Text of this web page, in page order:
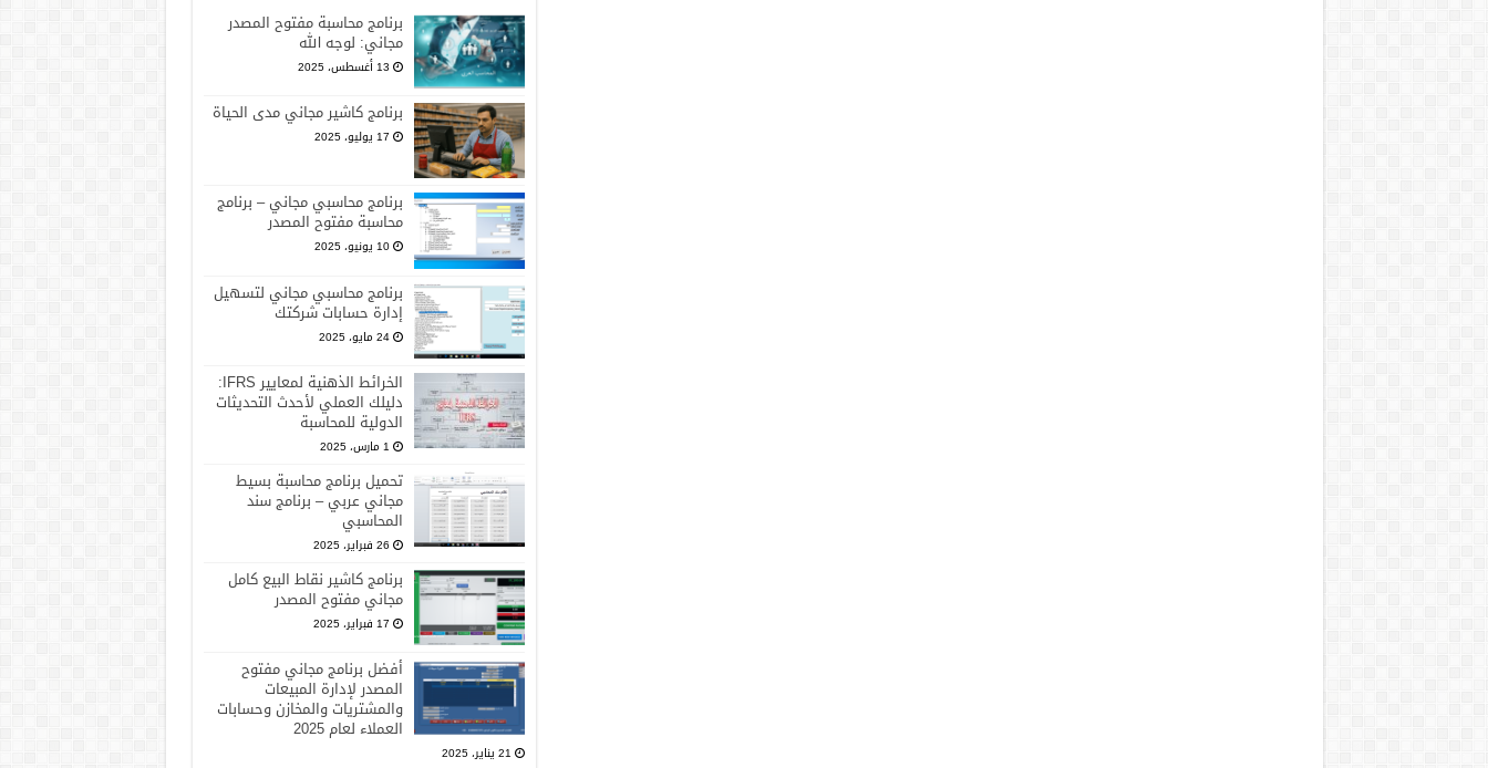
برنامج محاسبة مفتوح المصدر
مجاني: لوجه الله
13 أغسطس، 2025
برنامج كاشير مجاني مدى الحياة
17 يوليو، 2025
برنامج محاسبي مجاني – برنامج
محاسبة مفتوح المصدر
10 يونيو، 2025
برنامج محاسبي مجاني لتسهيل
إدارة حسابات شركتك
24 مايو، 2025
الخرائط الذهنية لمعايير IFRS:
دليلك العملي لأحدث التحديثات
الدولية للمحاسبة
1 مارس، 2025
تحميل برنامج محاسبة بسيط
مجاني عربي – برنامج سند
المحاسبي
26 فبراير، 2025
برنامج كاشير نقاط البيع كامل
مجاني مفتوح المصدر
17 فبراير، 2025
أفضل برنامج مجاني مفتوح
المصدر لإدارة المبيعات
والمشتريات والمخازن وحسابات
العملاء لعام 2025
21 يناير، 2025